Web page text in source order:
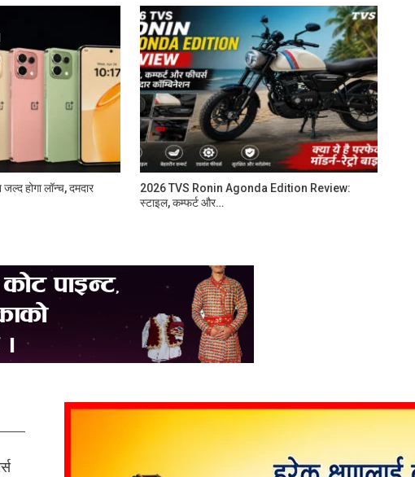
होगा लॉन्च, दमदार
2026 TVS Ronin Agonda Edition Review:
स्टाइल, कम्फर्ट और…